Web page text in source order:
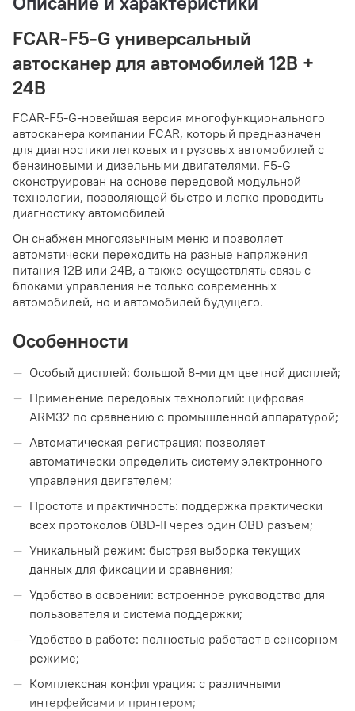
FCAR-F5-G универсальный
автосканер для автомобилей 12В +
24В
FCAR-F5-G-новейшая версия многофункционального
автосканера компании FCAR, который предназначен
для диагностики легковых и грузовых автомобилей с
бензиновыми и дизельными двигателями. F5-G
сконструирован на основе передовой модульной
технологии, позволяющей быстро и легко проводить
диагностику автомобилей
Он снабжен многоязычным меню и позволяет
автоматически переходить на разные напряжения
питания 12В или 24В, а также осуществлять связь с
блоками управления не только современных
автомобилей, но и автомобилей будущего.
Особенности
Особый дисплей: большой 8-ми дм цветной дисплей;
Применение передовых технологий: цифровая
ARM32 по сравнению с промышленной аппаратурой;
Автоматическая регистрация: позволяет
автоматически определить систему электронного
управления двигателем;
Простота и практичность: поддержка практически
всех протоколов OBD-II через один OBD разъем;
Уникальный режим: быстрая выборка текущих
данных для фиксации и сравнения;
Удобство в освоении: встроенное руководство для
пользователя и система поддержки;
Удобство в работе: полностью работает в сенсорном
режиме;
Комплексная конфигурация: с различными
интерфейсами и принтером;